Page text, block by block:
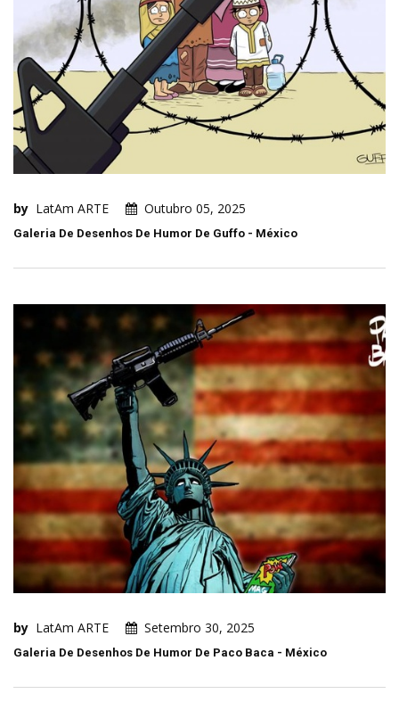
by LatAm ARTE Outubro 05, 2025
Galeria De Desenhos De Humor De Guffo - México
by LatAm ARTE Setembro 30, 2025
Galeria De Desenhos De Humor De Paco Baca - México